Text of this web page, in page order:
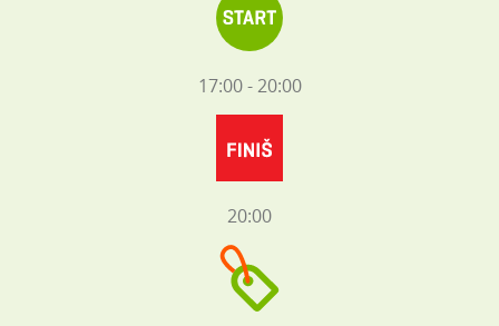
17:00 - 20:00
20:00